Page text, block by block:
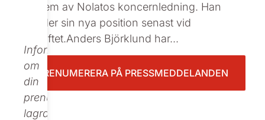
Informationen
om
din
prenumeration
lagras
medlem av Nolatos koncernledning. Han
tillträder sin nya position senast vid
årsskiftet.Anders Björklund har...
PRENUMERERA PÅ PRESSMEDDELANDEN